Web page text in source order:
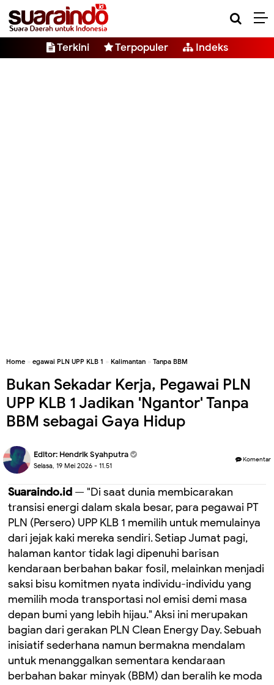
Terkini Terpopuler Indeks
Home » egawai PLN UPP KLB 1 » Kalimantan » Tanpa BBM
Bukan Sekadar Kerja, Pegawai PLN
UPP KLB 1 Jadikan 'Ngantor' Tanpa
BBM sebagai Gaya Hidup
Editor: Hendrik Syahputra
Selasa, 19 Mei 2026 - 11.51
Komentar
Suaraindo.id — "Di saat dunia membicarakan
transisi energi dalam skala besar, para pegawai PT
PLN (Persero) UPP KLB 1 memilih untuk memulainya
dari jejak kaki mereka sendiri. Setiap Jumat pagi,
halaman kantor tidak lagi dipenuhi barisan
kendaraan berbahan bakar fosil, melainkan menjadi
saksi bisu komitmen nyata individu-individu yang
memilih moda transportasi nol emisi demi masa
depan bumi yang lebih hijau." Aksi ini merupakan
bagian dari gerakan PLN Clean Energy Day. Sebuah
inisiatif sederhana namun bermakna mendalam
untuk menanggalkan sementara kendaraan
berbahan bakar minyak (BBM) dan beralih ke moda